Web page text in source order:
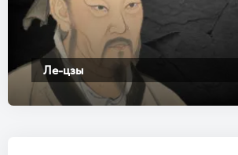
Ле-цзы